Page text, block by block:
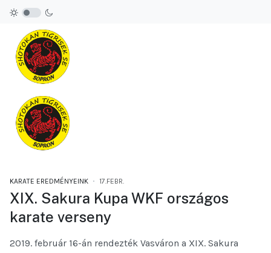
KARATE EREDMÉNYEINK 17.FEBR.
XIX. Sakura Kupa WKF országos
karate verseny
2019. február 16-án rendezték Vasváron a XIX. Sakura